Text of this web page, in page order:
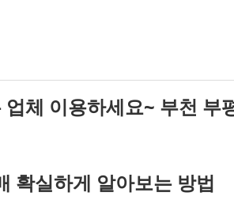
체 이용하세요~ 부천 부
확실하게 알아보는 방법